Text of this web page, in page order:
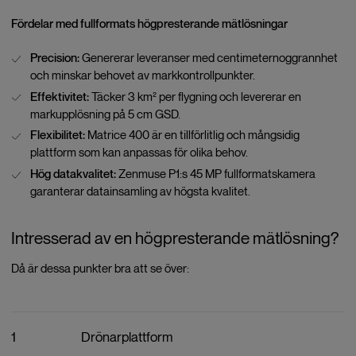
Fördelar med fullformats högpresterande mätlösningar
Precision:Genererar leveranser med centimeternoggrannhet
och minskar behovet av markkontrollpunkter.
Effektivitet:Täcker 3 km² per flygning och levererar en
markupplösning på 5 cm GSD.
Flexibilitet:Matrice 400 är en tillförlitlig och mångsidig
plattform som kan anpassas för olika behov.
Hög datakvalitet:Zenmuse P1:s 45 MP fullformatskamera
garanterar datainsamling av högsta kvalitet.
Intresserad av en högpresterande mätlösning?
Då är dessa punkter bra att se över:
1 Drönarplattform